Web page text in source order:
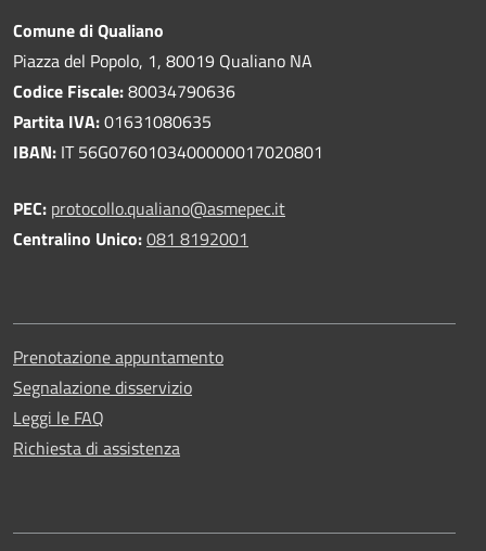
Comune di Qualiano
Piazza del Popolo, 1, 80019 Qualiano NA
Codice Fiscale:80034790636
Partita IVA:01631080635
IBAN: IT 56G0760103400000017020801
PEC: protocollo.qualiano@asmepec.it
Centralino Unico:081 8192001
Prenotazione appuntamento
Segnalazione disservizio
Leggi le FAQ
Richiesta di assistenza